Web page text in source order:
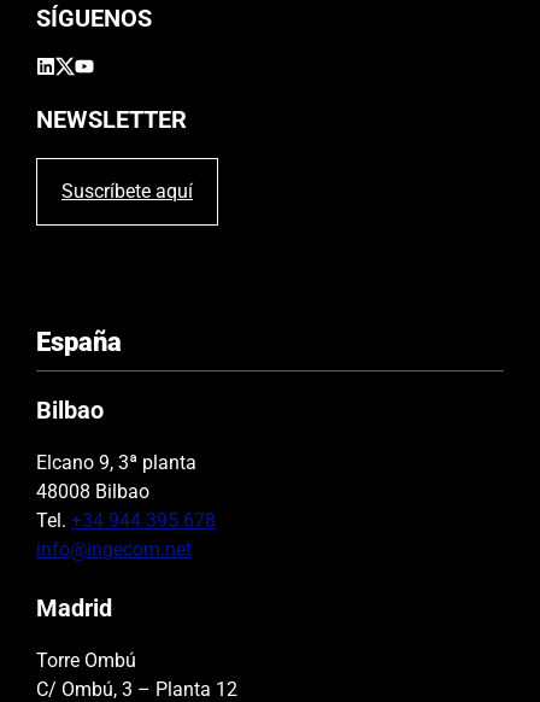
SÍGUENOS
NEWSLETTER
Suscríbete aquí
España
Bilbao
Elcano 9, 3ª planta
48008 Bilbao
Tel. +34 944 395 678
info@ingecom.net
Madrid
Torre Ombú
C/ Ombú, 3 – Planta 12